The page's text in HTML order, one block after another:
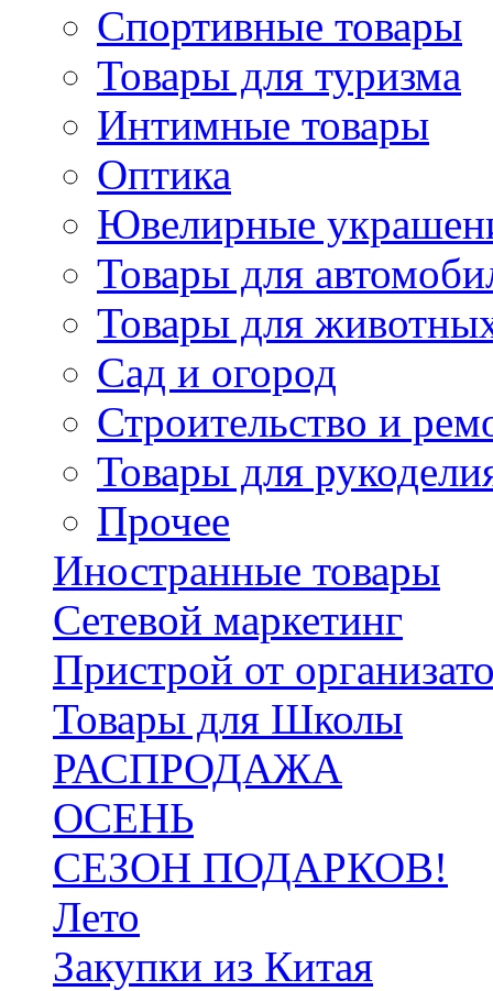
Спортивные товары
Товары для туризма
Интимные товары
Оптика
Ювелирные
Товары для
Товары для
Сад и огород
Строительство и
Товары для
Прочее
Иностранные товары
Сетевой маркетинг
Пристрой от
Товары для Школы
РАСПРОДАЖА
ОСЕНЬ
СЕЗОН ПОДАРКОВ!
Лето
Закупки из Китая